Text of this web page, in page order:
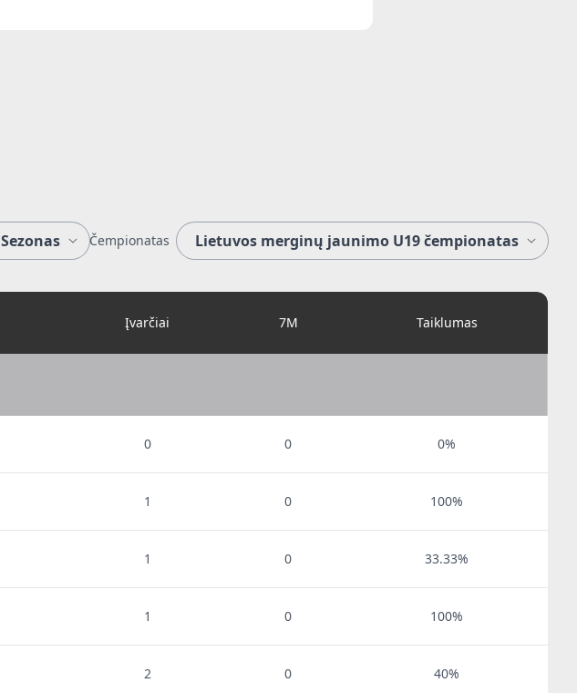
Čempionatas
Įvarčiai 7M Taiklumas
0 0 0%
1 0 100%
1 0 33.33%
1 0 100%
2 0 40%